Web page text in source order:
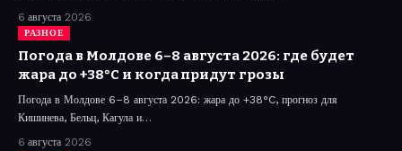
6 августа 2026
РАЗНОЕ
Погода в Молдове 6–8 августа 2026: где будет
жара до +38°C и когда придут грозы
Погода в Молдове 6–8 августа 2026: жара до +38°C, прогноз для
Кишинева, Бельц, Кагула и…
6 августа 2026